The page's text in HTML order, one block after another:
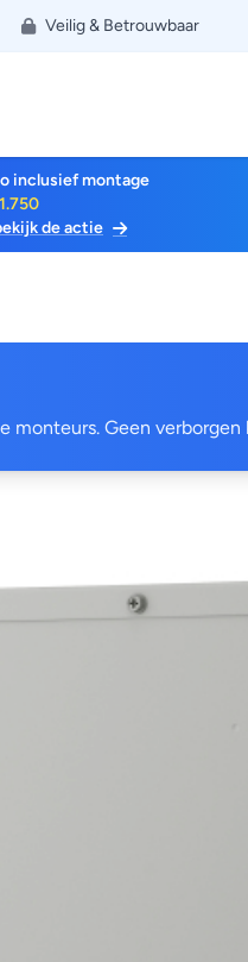
Veilig & Betrouwbaar
inclusief montage
de actie
Geen verborgen